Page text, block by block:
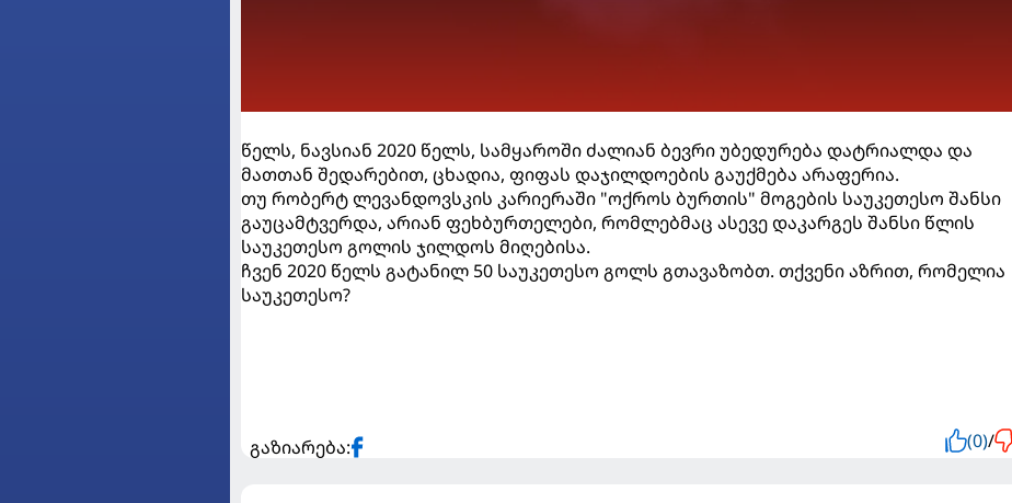
წელს, ნავსიან 2020 წელს, სამყაროში ძალიან ბევრი უბედურება დატრიალდა და
მათთან შედარებით, ცხადია, ფიფას დაჯილდოების გაუქმება არაფერია.
თუ რობერტ ლევანდოვსკის კარიერაში "ოქროს ბურთის" მოგების საუკეთესო შანსი
გაუცამტვერდა, არიან ფეხბურთელები, რომლებმაც ასევე დაკარგეს შანსი წლის
საუკეთესო გოლის ჯილდოს მიღებისა.
ჩვენ 2020 წელს გატანილ 50 საუკეთესო გოლს გთავაზობთ. თქვენი აზრით, რომელია
საუკეთესო?
გაზიარება: (0)/